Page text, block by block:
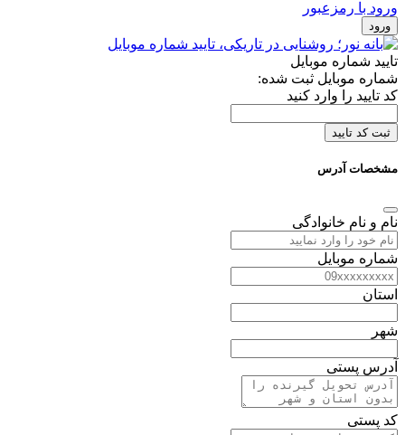
ورود با رمزعبور
ورود
تایید شماره موبایل
شماره موبایل ثبت شده:
کد تایید را وارد کنید
ثبت کد تایید
مشخصات آدرس
نام و نام خانوادگی
شماره موبایل
استان
شهر
آدرس پستی
کد پستی